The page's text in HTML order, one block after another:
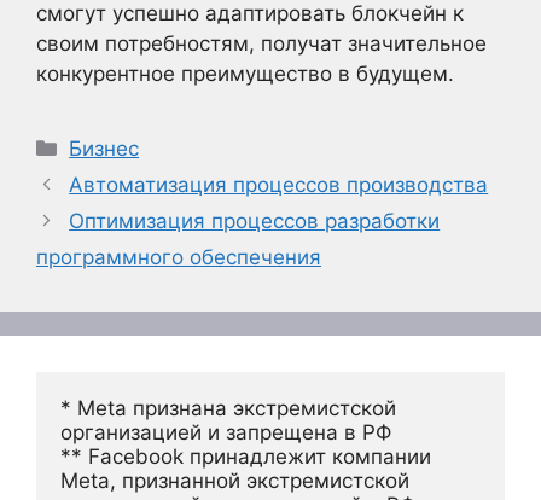
смогут успешно адаптировать блокчейн к
своим потребностям, получат значительное
конкурентное преимущество в будущем.
Рубрики
Бизнес
Автоматизация процессов производства
Оптимизация процессов разработки
программного обеспечения
* Meta признана экстремистской
организацией и запрещена в РФ
** Facebook принадлежит компании
Meta, признанной экстремистской